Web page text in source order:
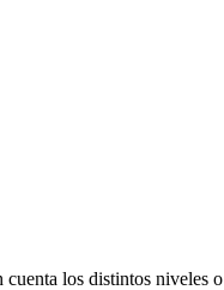
cuenta los distintos niveles o